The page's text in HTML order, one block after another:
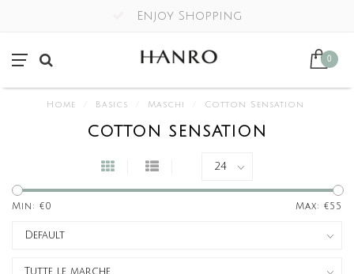
Enjoy Shopping
0
Home Basics Maschi Cotton Sensation
COTTON SENSATION
Min: €0 Max: €55